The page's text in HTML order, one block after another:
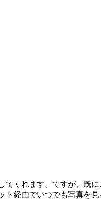
くれます。ですが、既
経由でいつでも写真を